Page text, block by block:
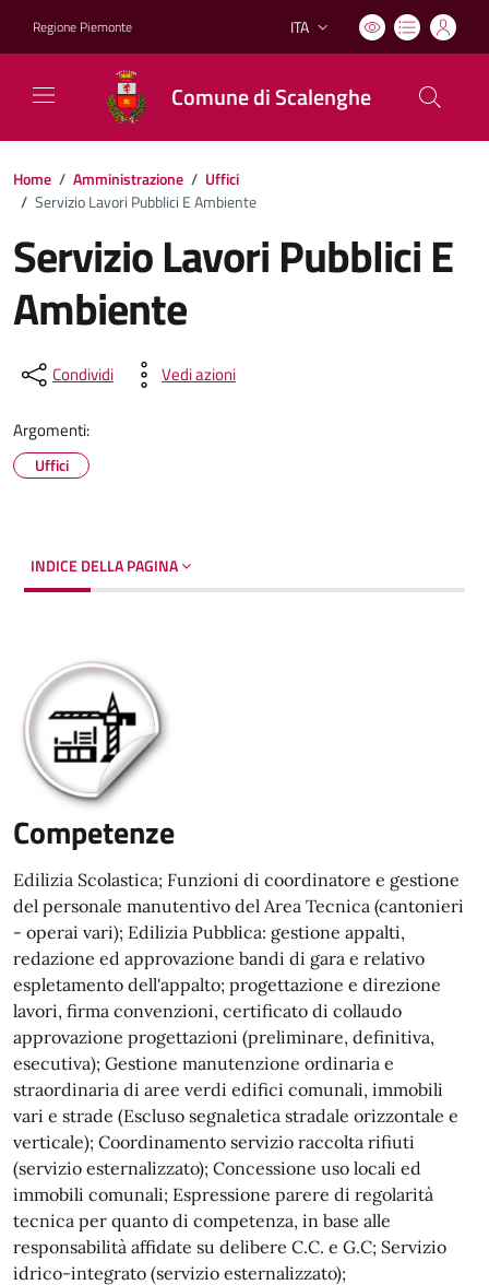
Regione Piemonte Lingua attiva:
ITA
Comune di Scalenghe
Home / Amministrazione / Uffici
/ Servizio Lavori Pubblici E Ambiente
Servizio Lavori Pubblici E
Ambiente
Condividi Vedi azioni
Argomenti:
Uffici
INDICE DELLA PAGINA
Competenze
Edilizia Scolastica; Funzioni di coordinatore e gestione
del personale manutentivo del Area Tecnica (cantonieri
- operai vari); Edilizia Pubblica: gestione appalti,
redazione ed approvazione bandi di gara e relativo
espletamento dell'appalto; progettazione e direzione
lavori, firma convenzioni, certificato di collaudo
approvazione progettazioni (preliminare, definitiva,
esecutiva); Gestione manutenzione ordinaria e
straordinaria di aree verdi edifici comunali, immobili
vari e strade (Escluso segnaletica stradale orizzontale e
verticale); Coordinamento servizio raccolta rifiuti
(servizio esternalizzato); Concessione uso locali ed
immobili comunali; Espressione parere di regolarità
tecnica per quanto di competenza, in base alle
responsabilità affidate su delibere C.C. e G.C; Servizio
idrico-integrato (servizio esternalizzato);